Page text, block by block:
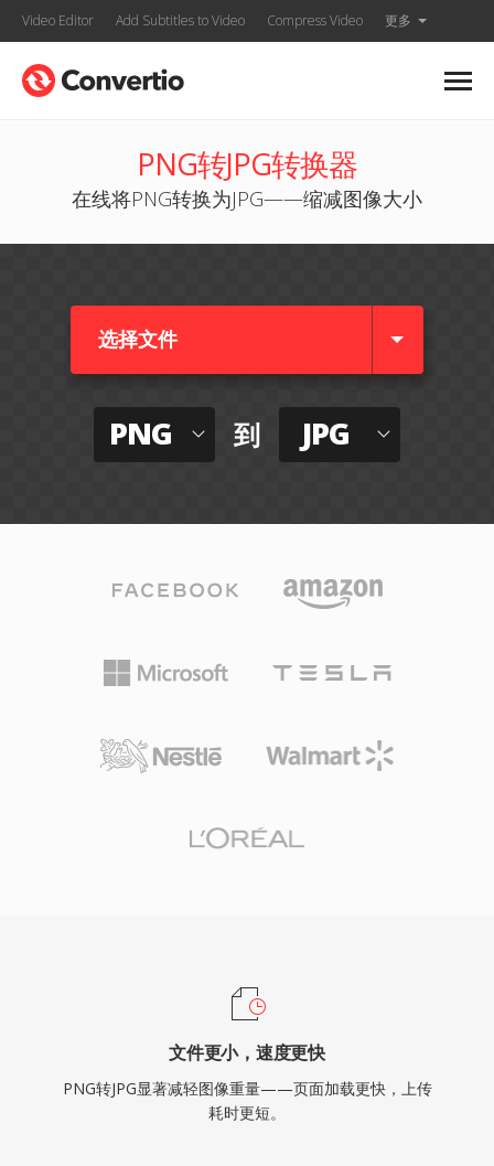
Video Editor Add Subtitles to Video Compress Video 更多
PNG转JPG转换器
在线将PNG转换为JPG——缩减图像大小
选择文件
PNG 到 JPG
文件更小，速度更快
PNG转JPG显著减轻图像重量——页面加载更快，上传
耗时更短。